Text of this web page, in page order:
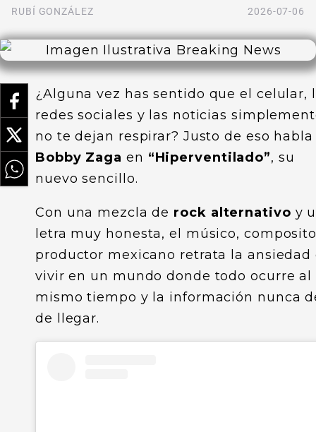
RUBÍ GONZÁLEZ 2026-07-06
¿Alguna vez has sentido que el celular,
redes sociales y las noticias
no te dejan respirar? Justo de eso habla
Bobby Zaga en “Hiperventilado”, su
nuevo sencillo.
Con una mezcla de rock alternativo y
letra muy honesta, el músico,
productor mexicano retrata la ansiedad
vivir en un mundo donde todo ocurre al
mismo tiempo y la información nunca
de llegar.